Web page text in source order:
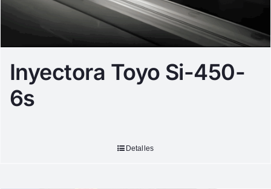
Inyectora Toyo Si-450-
6s
Detalles